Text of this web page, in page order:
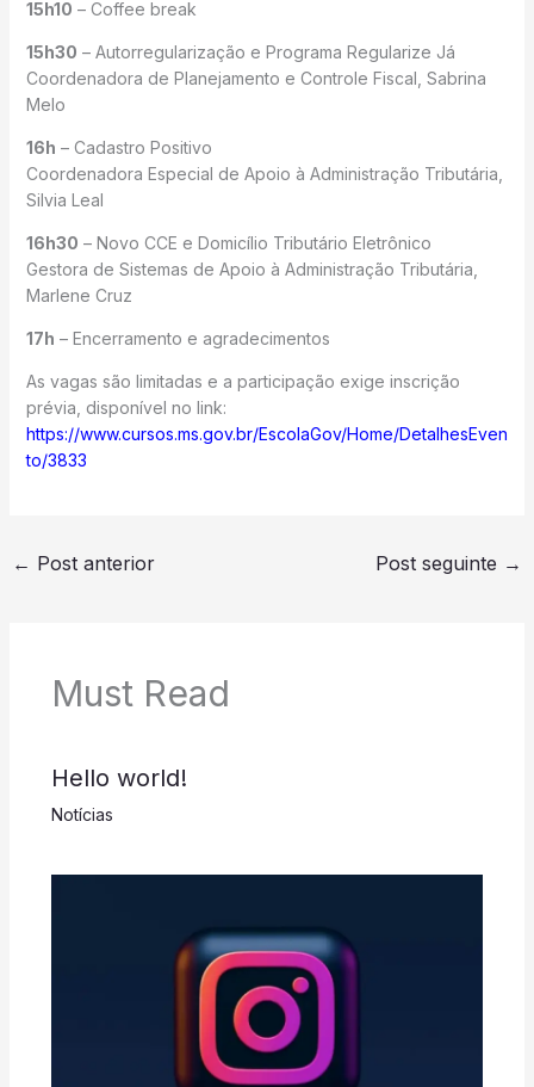
15h10 – Coffee break
15h30 – Autorregularização e Programa Regularize Já
Coordenadora de Planejamento e Controle Fiscal, Sabrina
Melo
16h – Cadastro Positivo
Coordenadora Especial de Apoio à Administração Tributária,
Silvia Leal
16h30 – Novo CCE e Domicílio Tributário Eletrônico
Gestora de Sistemas de Apoio à Administração Tributária,
Marlene Cruz
17h – Encerramento e agradecimentos
As vagas são limitadas e a participação exige inscrição
prévia, disponível no link:
https://www.cursos.ms.gov.br/EscolaGov/Home/DetalhesEven
to/3833
← Post anterior Post seguinte →
Must Read
Hello world!
Notícias